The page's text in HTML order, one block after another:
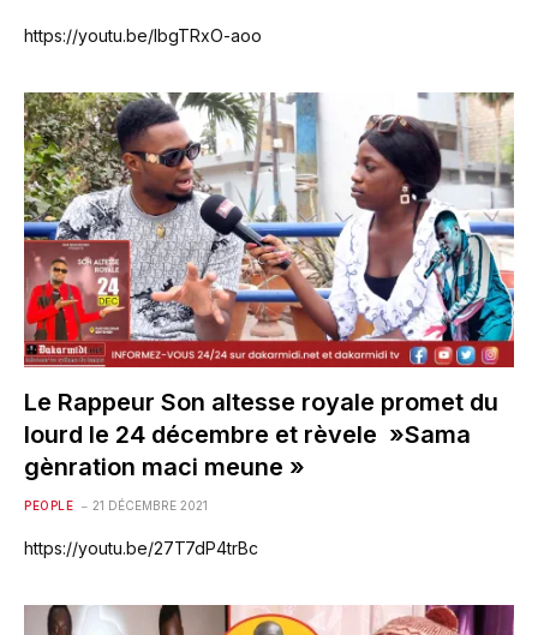
https://youtu.be/lbgTRxO-aoo
Le Rappeur Son altesse royale promet du
lourd le 24 décembre et rèvele »Sama
gènration maci meune »
PEOPLE 21 DÉCEMBRE 2021
https://youtu.be/27T7dP4trBc